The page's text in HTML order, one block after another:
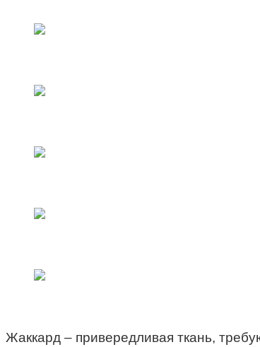
Жаккард – привередливая ткань,